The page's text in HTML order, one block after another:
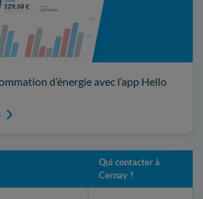
d’énergie avec l’app Hello
Qui contacter à
Cernay ?